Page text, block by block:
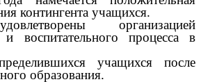
контингента учащихся.
организацией
и воспитательного процесса в
учащихся после
образования.